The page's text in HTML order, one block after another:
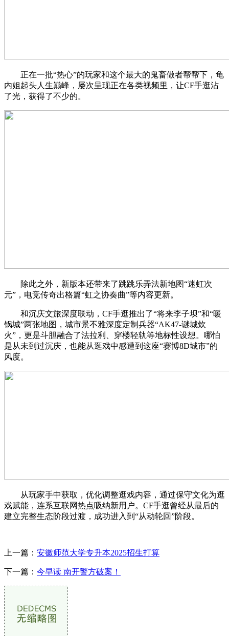
正在一批“热心”的玩家和这个最大的鬼畜做者帮帮下，龟
内姐起头人生巅峰，屡次呈现正在各类视频里，让CF手逛沾
了光，获得了不少的。
除此之外，新版本还带来了跳跳乐弄法新地图“迷虹次
元”，电竞传奇出格篇“虹之协奏曲”等内容更新。
和沉庆文旅深度联动，CF手逛推出了“将来李子坝”和“暖
锅城”两张地图，城市景不雅深度定制兵器“AK47-谜城炊
火”，更是斗胆融合了法拉利、穿楼轻轨等地标性设想。哪怕
是从未到过沉庆，也能从逛戏中感遭到这座“赛博8D城市”的
风度。
从玩家手中获取，优化调整逛戏内容，通过保守文化为逛
戏赋能，连系互联网热点吸纳新用户。CF手逛曾经从最后的
建立完整生态阶段过渡，成功进入到“从动轮回”阶段。
上一篇： 安徽师范大学专升本2025招生打算
下一篇： 今早读 南开警方破案！